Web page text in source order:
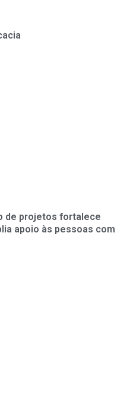
de projetos fortalece
apoio às pessoas com